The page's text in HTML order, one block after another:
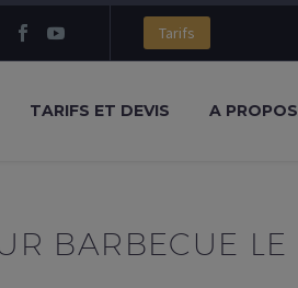
Tarifs
TARIFS ET DEVIS A PROPOS
BARBECUE LE